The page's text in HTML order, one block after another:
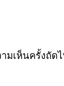
มเห็นครั้งถัด